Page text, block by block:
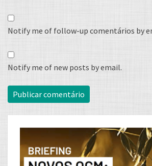
Notify me of follow-up comentários by
Notify me of new posts by email.